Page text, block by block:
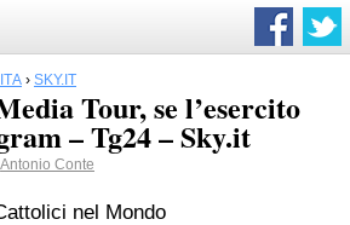
› SKY.IT
Tour, se l’esercito
– Tg24 – Sky.it
Antonio Conte
nel Mondo